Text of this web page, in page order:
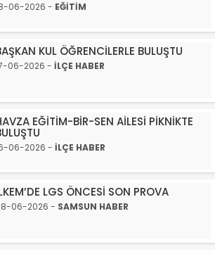
06-2026 - EĞİTİM
KUL ÖĞRENCİLERLE BULUŞTU
06-2026 - İLÇE HABER
EĞİTİM-BİR-SEN AİLESİ PİKNİKTE
06-2026 - İLÇE HABER
LGS ÖNCESİ SON PROVA
06-2026 - SAMSUN HABER